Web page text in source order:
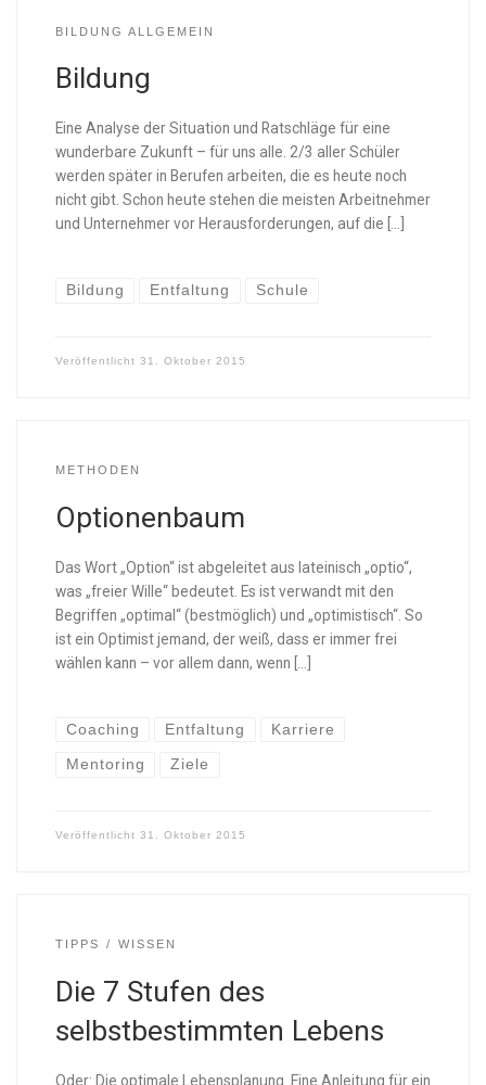
BILDUNG ALLGEMEIN
Bildung
Eine Analyse der Situation und Ratschläge für eine
wunderbare Zukunft – für uns alle. 2/3 aller Schüler
werden später in Berufen arbeiten, die es heute noch
nicht gibt. Schon heute stehen die meisten Arbeitnehmer
und Unternehmer vor Herausforderungen, auf die […]
Bildung Entfaltung Schule
Veröffentlicht 31. Oktober 2015
METHODEN
Optionenbaum
Das Wort „Option“ ist abgeleitet aus lateinisch „optio“,
was „freier Wille“ bedeutet. Es ist verwandt mit den
Begriffen „optimal“ (bestmöglich) und „optimistisch“. So
ist ein Optimist jemand, der weiß, dass er immer frei
wählen kann – vor allem dann, wenn […]
Coaching Entfaltung Karriere
Mentoring Ziele
Veröffentlicht 31. Oktober 2015
TIPPS WISSEN
Die 7 Stufen des
selbstbestimmten Lebens
Oder: Die optimale Lebensplanung. Eine Anleitung für ein